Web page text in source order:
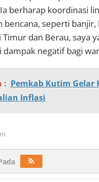
berharap koordinasi
bencana, seperti
Timur dan Berau, saya
negatif bagi
: Pemkab Kutim Gelar
Inflasi